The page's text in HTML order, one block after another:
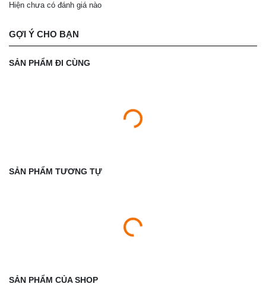
Hiện chưa có đánh giá nào
GỢI Ý CHO BẠN
SẢN PHẨM ĐI CÙNG
SẢN PHẨM TƯƠNG TỰ
SẢN PHẨM CỦA SHOP